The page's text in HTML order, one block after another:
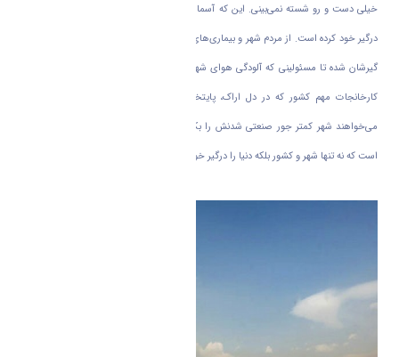
خیلی دست و رو شسته نمی‌بینی. این که آسمان شهر خیلی حالش خوب نیست، خیلی‌ها را
درگیر خود کرده است. از مردم شهر و بیماری‌های ریز و درشتی که به خاطر آلودگی هوا گریبان
گیرشان شده تا مسئولینی که آلودگی هوای شهر دغدغه شان است و حتی صاحبان صنایع و
کارخانجات مهم کشور که در دل اراک، پایتخت صنعتی ایران، مشغول به فعالیت اند و
می‌خواهند شهر کمتر جور صنعتی شدنش را بکشد. اما باز شدن این گره انگار بسیار دشوار
است که نه تنها شهر و کشور بلکه دنیا را درگیر خودش کرده است.